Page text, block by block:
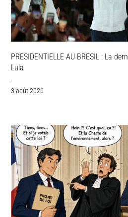
PRESIDENTIELLE AU BRESIL : La
Lula
3 août 2026